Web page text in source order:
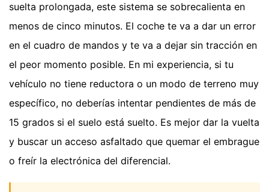
suelta prolongada, este sistema se sobrecalienta en
menos de cinco minutos. El coche te va a dar un error
en el cuadro de mandos y te va a dejar sin tracción en
el peor momento posible. En mi experiencia, si tu
vehículo no tiene reductora o un modo de terreno muy
específico, no deberías intentar pendientes de más de
15 grados si el suelo está suelto. Es mejor dar la vuelta
y buscar un acceso asfaltado que quemar el embrague
o freír la electrónica del diferencial.